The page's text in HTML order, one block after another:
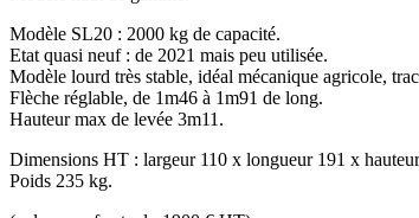
Modèle SL20 : 2000 kg de capacité.
Etat quasi neuf : de 2021 mais peu utilisée.
Modèle lourd très stable, idéal mécanique agricole,
Flèche réglable, de 1m46 à 1m91 de long.
Hauteur max de levée 3m11.
Dimensions HT : largeur 110 x longueur 191 x
Poids 235 kg.